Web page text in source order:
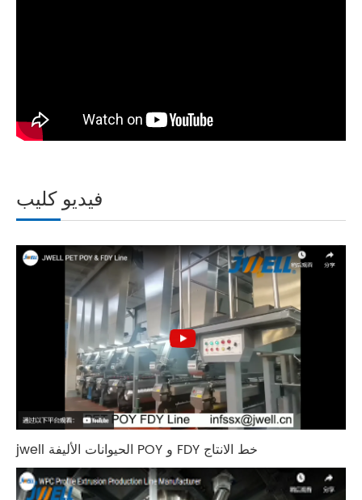
فيديو كليب
jwell الحيوانات الأليفة POY و FDY خط الانتاج